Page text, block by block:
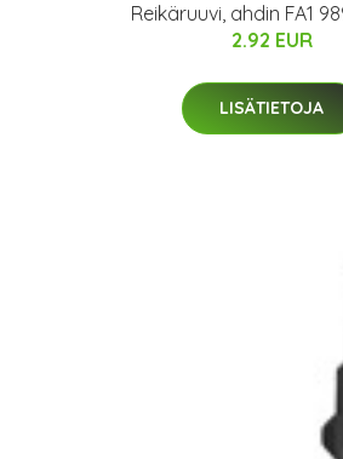
Reikäruuvi, ahdin FA1
2.92 EUR
LISÄTIETOJA